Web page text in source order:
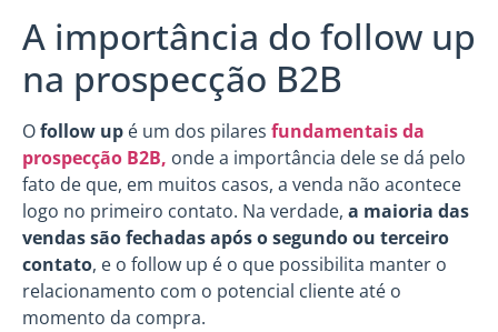
A importância do follow up
na prospecção B2B
Ofollow up é um dos pilares fundamentais da
prospecção B2B, onde a importância dele se dá pelo
fato de que, em muitos casos, a venda não acontece
logo no primeiro contato. Na verdade, a maioria das
vendas são fechadas após o segundo ou terceiro
contato, e o follow up é o que possibilita manter o
relacionamento com o potencial cliente até o
momento da compra.